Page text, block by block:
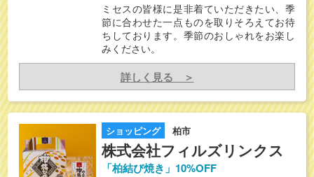
ミセスの皆様に是非着ていただきたい、季
節に合わせた一点ものを取りそろえてお待
ちしております。季節のおしゃれをお楽し
みください。
詳しく見る ＞
ショッピング 柏市
株式会社フィルズリンクス
「柏結び焼き」10%OFF